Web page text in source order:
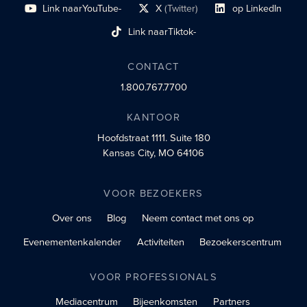
Link naarYouTube-
sociaal profiel X(Twitter)
sociaal profiellink Link naar sociaal
op LinkedIn
Link naarTiktok-
sociaalprofiel
CONTACT
1.800.767.7700
KANTOOR
Hoofdstraat 1111.Suite 180
Kansas City, MO 64106
VOOR BEZOEKERS
Over ons
Blog
Neem contact met ons op
Evenementenkalender
Activiteiten Bezoekerscentrum
VOOR PROFESSIONALS
Mediacentrum
Bijeenkomsten Partners